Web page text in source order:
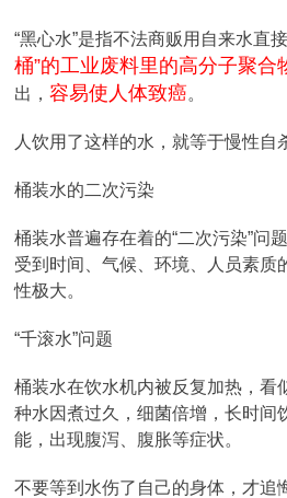
“黑心水”是指不法商贩用自来水直
桶”的工业废料里的高分子聚合
出，容易使人体致癌。
人饮用了这样的水，就等于慢性自
桶装水的二次污染
桶装水普遍存在着的“二次污染”问
受到时间、气候、环境、人员素质
性极大。
“千滚水”问题
桶装水在饮水机内被反复加热，看
种水因煮过久，细菌倍增，长时间
能，出现腹泻、腹胀等症状。
不要等到水伤了自己的身体，才追